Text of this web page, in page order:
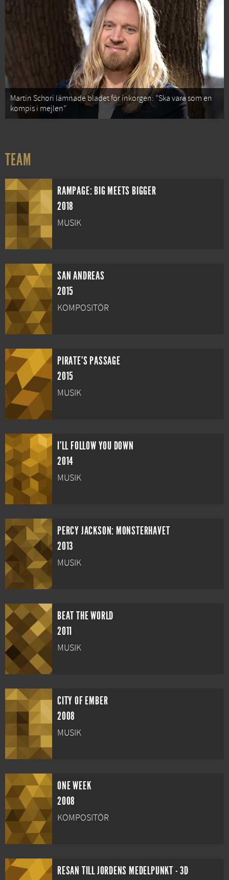
Martin Schori lämnade bladet för inkorgen: ”Ska vara som en
kompis i mejlen”
TEAM
RAMPAGE: BIG MEETS BIGGER
2018
MUSIK
SAN ANDREAS
2015
KOMPOSITÖR
PIRATE'S PASSAGE
2015
MUSIK
I'LL FOLLOW YOU DOWN
2014
MUSIK
PERCY JACKSON: MONSTERHAVET
2013
MUSIK
BEAT THE WORLD
2011
MUSIK
CITY OF EMBER
2008
MUSIK
ONE WEEK
2008
KOMPOSITÖR
RESAN TILL JORDENS MEDELPUNKT - 3D